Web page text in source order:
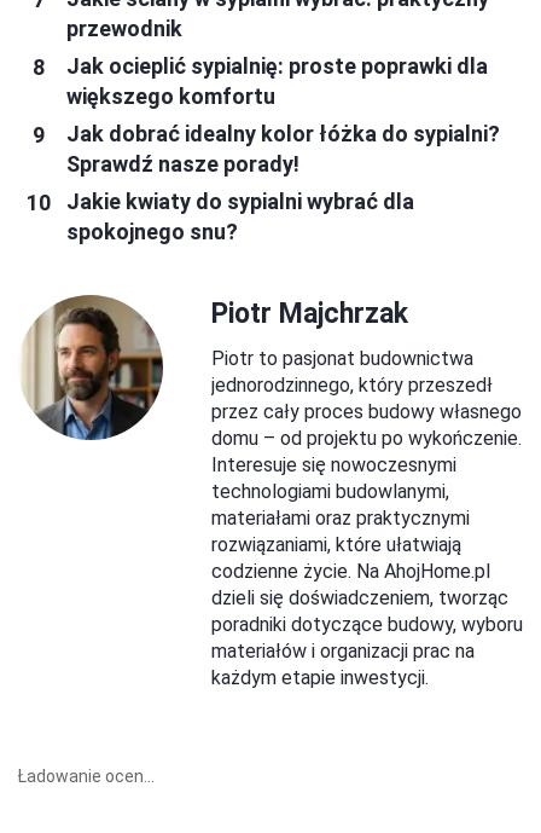
przewodnik
Jak ocieplić sypialnię: proste poprawki dla
większego komfortu
Jak dobrać idealny kolor łóżka do sypialni?
Sprawdź nasze porady!
Jakie kwiaty do sypialni wybrać dla
spokojnego snu?
Piotr Majchrzak
Piotr to pasjonat budownictwa
jednorodzinnego, który przeszedł
przez cały proces budowy własnego
domu – od projektu po wykończenie.
Interesuje się nowoczesnymi
technologiami budowlanymi,
materiałami oraz praktycznymi
rozwiązaniami, które ułatwiają
codzienne życie. Na AhojHome.pl
dzieli się doświadczeniem, tworząc
poradniki dotyczące budowy, wyboru
materiałów i organizacji prac na
każdym etapie inwestycji.
Ładowanie ocen...